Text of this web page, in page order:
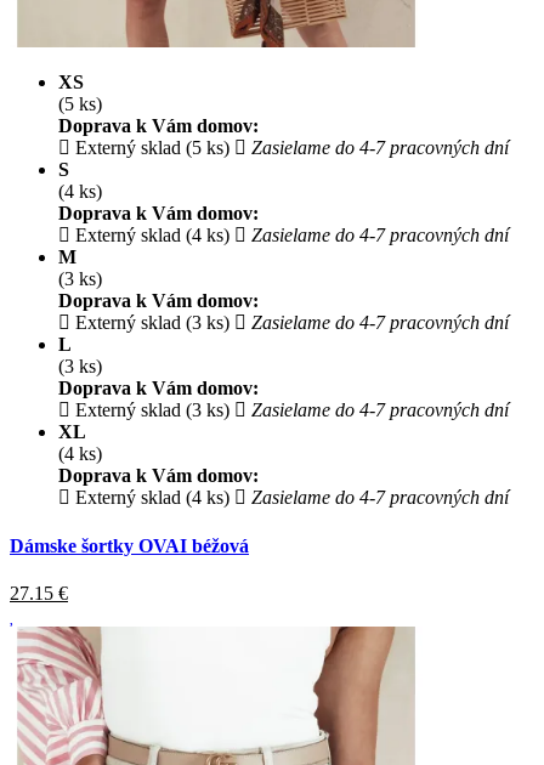
XS
(5 ks)
Doprava k Vám domov:
Externý sklad (5 ks)
Zasielame do 4-7 pracovných dní
S
(4 ks)
Doprava k Vám domov:
Externý sklad (4 ks)
Zasielame do 4-7 pracovných dní
M
(3 ks)
Doprava k Vám domov:
Externý sklad (3 ks)
Zasielame do 4-7 pracovných dní
L
(3 ks)
Doprava k Vám domov:
Externý sklad (3 ks)
Zasielame do 4-7 pracovných dní
XL
(4 ks)
Doprava k Vám domov:
Externý sklad (4 ks)
Zasielame do 4-7 pracovných dní
Dámske šortky OVAI béžová
27.15 €